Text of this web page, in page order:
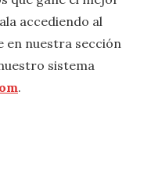
accediendo al
en nuestra sección
sistema
.